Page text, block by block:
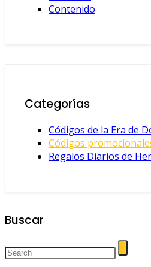
Contenido
Categorías
Códigos de la Era de
Códigos
Regalos Diarios de
Buscar